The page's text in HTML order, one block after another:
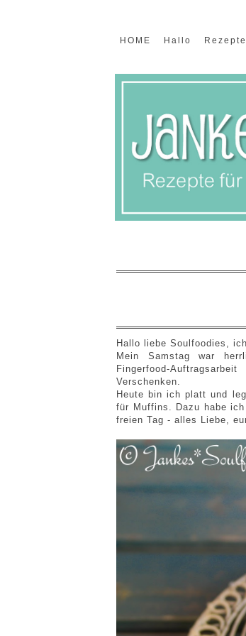
HOME Hallo Rezepte
Hallo liebe Soulfoodies,
Mein Samstag war
Fingerfood-
Verschenken.
Heute bin ich platt und
für Muffins. Dazu habe ich
freien Tag - alles Liebe,